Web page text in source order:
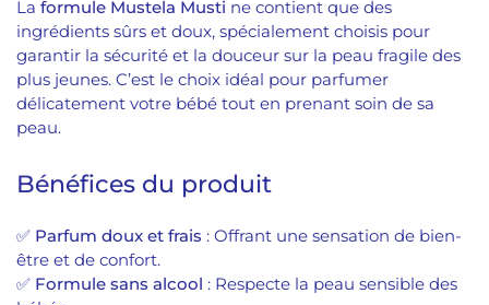
La formule Mustela Musti ne contient que des
ingrédients sûrs et doux, spécialement choisis pour
garantir la sécurité et la douceur sur la peau fragile des
plus jeunes. C’est le choix idéal pour parfumer
délicatement votre bébé tout en prenant soin de sa
peau.
Bénéfices du produit
✅ Parfum doux et frais : Offrant une sensation de bien-
être et de confort.
✅ Formule sans alcool : Respecte la peau sensible des